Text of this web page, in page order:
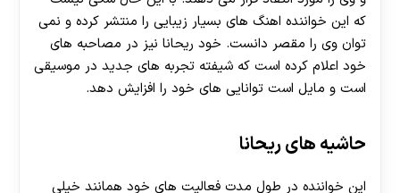
که این خواننده اهنگ های بسیار زیبایی را منتشر کرده و نمی
توان وی را مقصر دانست. خود ریحانا نیز در مصاحبه های
خود اعلام کرده است که شیفته تجربه های جدید در موسیقی
است و مایل است توانایی های خود را افزایش دهد.
حاشیه های ریحانا
این خواننده در طول مدت فعالیت های خود همانند خیلی